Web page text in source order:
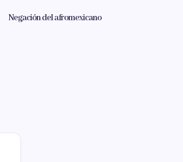
Negación del afromexicano